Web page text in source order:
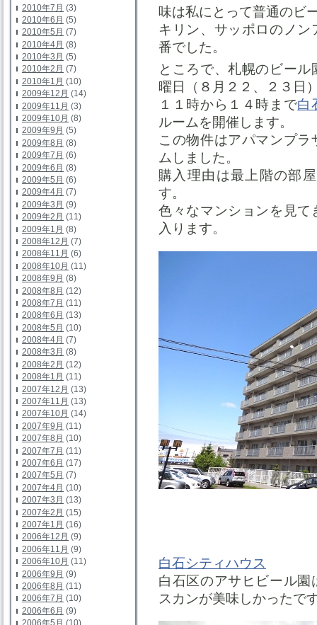
2010年7月 (3)
2010年6月 (5)
2010年5月 (7)
2010年4月 (8)
2010年3月 (5)
2010年2月 (7)
2010年1月 (10)
2009年12月 (14)
2009年11月 (3)
2009年10月 (8)
2009年9月 (5)
2009年8月 (8)
2009年7月 (6)
2009年6月 (8)
2009年5月 (6)
2009年4月 (7)
2009年3月 (9)
2009年2月 (11)
2009年1月 (8)
2008年12月 (7)
2008年11月 (6)
2008年10月 (11)
2008年9月 (8)
2008年8月 (12)
2008年7月 (11)
2008年6月 (13)
2008年5月 (10)
2008年4月 (7)
2008年3月 (8)
2008年2月 (12)
2008年1月 (11)
2007年12月 (13)
2007年11月 (13)
2007年10月 (14)
2007年9月 (11)
2007年8月 (10)
2007年7月 (11)
2007年6月 (17)
2007年5月 (7)
2007年4月 (10)
2007年3月 (13)
2007年2月 (15)
2007年1月 (16)
2006年12月 (9)
2006年11月 (9)
2006年10月 (11)
2006年9月 (9)
2006年8月 (11)
2006年7月 (10)
2006年6月 (9)
2006年5月 (10)
味は私にとって普通のビ
キリン、サッポロのノ
番でした。
ところで、札幌のビー
曜日（８月２２、２３日
１１時から１４時まで白
ルームを開催します。
この物件はアパマンプ
ムしました。
購入理由は最上階の部
す。
色々なマンションを見
入ります。
白石シティハウス
白石区のアサヒビール
スカンが美味しかったで